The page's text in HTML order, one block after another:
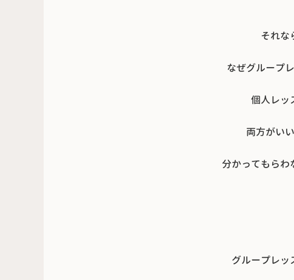
それな
なぜグループ
個人レッ
両方がい
分かってもらわ
グループレッ